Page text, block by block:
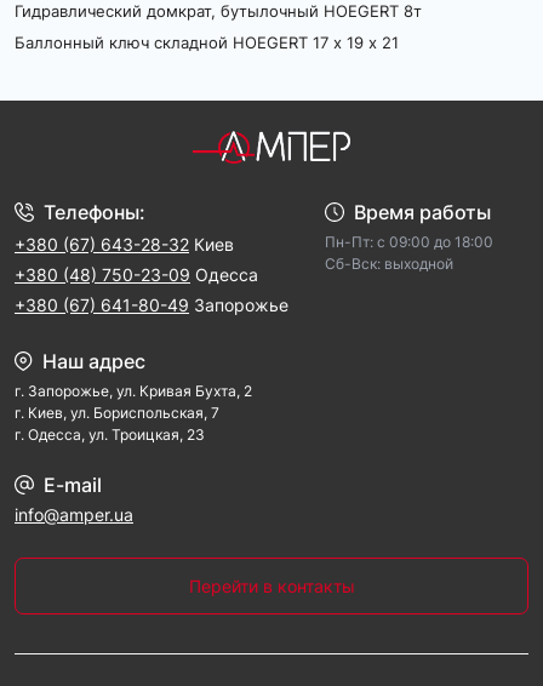
Гидравлический домкрат, бутылочный HOEGERT 8т
Баллонный ключ складной HOEGERT 17 x 19 x 21
Телефоны:
+380 (67) 643-28-32 Киев
+380 (48) 750-23-09 Одесса
+380 (67) 641-80-49 Запорожье
Время работы
Пн-Пт: с 09:00 до 18:00
Cб-Вск: выходной
Наш адрес
г. Запорожье, ул. Кривая Бухта, 2
г. Киев, ул. Бориспольская, 7
г. Одесса, ул. Троицкая, 23
E-mail
info@amper.ua
Перейти в контакты